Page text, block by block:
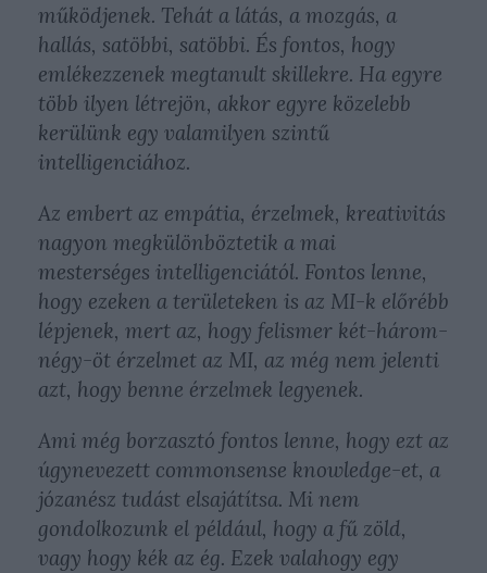
működjenek. Tehát a látás, a mozgás, a
hallás, satöbbi, satöbbi. És fontos, hogy
emlékezzenek megtanult skillekre. Ha egyre
több ilyen létrejön, akkor egyre közelebb
kerülünk egy valamilyen szintű
intelligenciához.
Az embert az empátia, érzelmek, kreativitás
nagyon megkülönböztetik a mai
mesterséges intelligenciától. Fontos lenne,
hogy ezeken a területeken is az MI-k előrébb
lépjenek, mert az, hogy felismer két-három-
négy-öt érzelmet az MI, az még nem jelenti
azt, hogy benne érzelmek legyenek.
Ami még borzasztó fontos lenne, hogy ezt az
úgynevezett commonsense knowledge-et, a
józanész tudást elsajátítsa. Mi nem
gondolkozunk el például, hogy a fű zöld,
vagy hogy kék az ég. Ezek valahogy egy